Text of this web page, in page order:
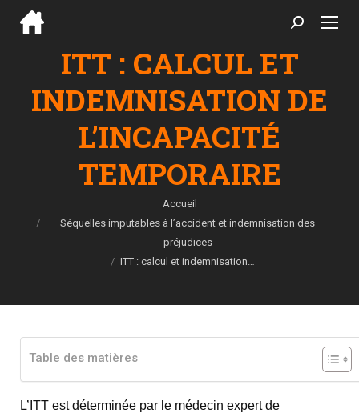
Search:
ITT : CALCUL ET
INDEMNISATION DE
L’INCAPACITÉ
TEMPORAIRE
Accueil
Séquelles imputables à l’accident et indemnisation des
préjudices
ITT : calcul et indemnisation…
Table des matières
L’ITT est déterminée par le médecin expert de